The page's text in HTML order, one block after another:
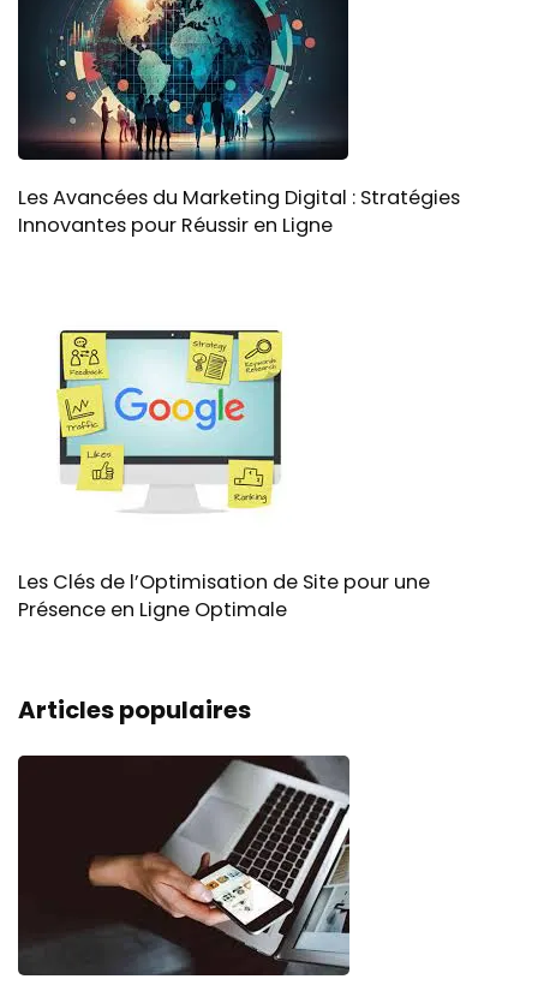
Les Avancées du Marketing Digital : Stratégies
Innovantes pour Réussir en Ligne
Les Clés de l’Optimisation de Site pour une
Présence en Ligne Optimale
Articles populaires